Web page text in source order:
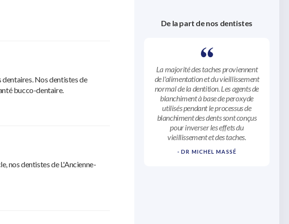
Nos dentistes de
bucco-dentaire.
nos dentistes de L'Ancienne-
De la part de nos dentistes
La majorité des taches proviennent
de l'alimentation et du vieillissement
normal de la dentition. Les agents de
blanchiment à base de peroxyde
utilisés pendant le processus de
blanchiment des dents sont conçus
pour inverser les effets du
vieillissement et des taches.
- DR MICHEL MASSÉ